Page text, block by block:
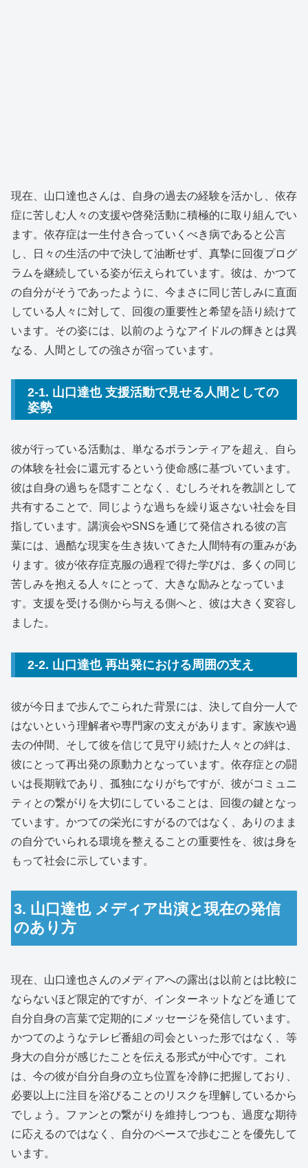
現在、山口達也さんは、自身の過去の経験を活かし、依存
症に苦しむ人々の支援や啓発活動に積極的に取り組んでい
ます。依存症は一生付き合っていくべき病であると公言
し、日々の生活の中で決して油断せず、真摯に回復プログ
ラムを継続している姿が伝えられています。彼は、かつて
の自分がそうであったように、今まさに同じ苦しみに直面
している人々に対して、回復の重要性と希望を語り続けて
います。その姿には、以前のようなアイドルの輝きとは異
なる、人間としての強さが宿っています。
2-1. 山口達也 支援活動で見せる人間としての
姿勢
彼が行っている活動は、単なるボランティアを超え、自ら
の体験を社会に還元するという使命感に基づいています。
彼は自身の過ちを隠すことなく、むしろそれを教訓として
共有することで、同じような過ちを繰り返さない社会を目
指しています。講演会やSNSを通じて発信される彼の言
葉には、過酷な現実を生き抜いてきた人間特有の重みがあ
ります。彼が依存症克服の過程で得た学びは、多くの同じ
苦しみを抱える人々にとって、大きな励みとなっていま
す。支援を受ける側から与える側へと、彼は大きく変容し
ました。
2-2. 山口達也 再出発における周囲の支え
彼が今日まで歩んでこられた背景には、決して自分一人で
はないという理解者や専門家の支えがあります。家族や過
去の仲間、そして彼を信じて見守り続けた人々との絆は、
彼にとって再出発の原動力となっています。依存症との闘
いは長期戦であり、孤独になりがちですが、彼がコミュニ
ティとの繋がりを大切にしていることは、回復の鍵となっ
ています。かつての栄光にすがるのではなく、ありのまま
の自分でいられる環境を整えることの重要性を、彼は身を
もって社会に示しています。
3. 山口達也 メディア出演と現在の発信
のあり方
現在、山口達也さんのメディアへの露出は以前とは比較に
ならないほど限定的ですが、インターネットなどを通じて
自分自身の言葉で定期的にメッセージを発信しています。
かつてのようなテレビ番組の司会といった形ではなく、等
身大の自分が感じたことを伝える形式が中心です。これ
は、今の彼が自分自身の立ち位置を冷静に把握しており、
必要以上に注目を浴びることのリスクを理解しているから
でしょう。ファンとの繋がりを維持しつつも、過度な期待
に応えるのではなく、自分のペースで歩むことを優先して
います。